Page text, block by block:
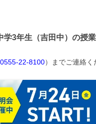
3年生（吉田中）の授業
0555-22-8100）までご連絡く